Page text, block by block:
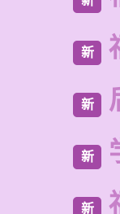
新
新
新
新